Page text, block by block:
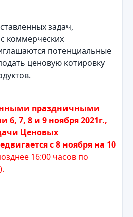
задач,
коммерческих
потенциальные
ценовую котировку
праздничными
7, 8 и 9 ноября 2021г.,
Ценовых
с 8 ноября на 10
16:00 часов по